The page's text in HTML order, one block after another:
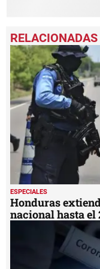
ESPECIALES
Honduras
nacional hasta el